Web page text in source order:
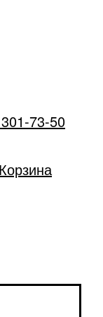
73-50
Корзина